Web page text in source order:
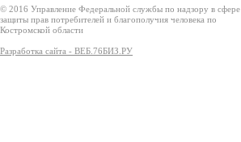
© 2016 Управление Федеральной службы по надзору в сфере
защиты прав потребителей и благополучия человека по
Костромской области
Разработка сайта - ВЕБ.76БИЗ.РУ